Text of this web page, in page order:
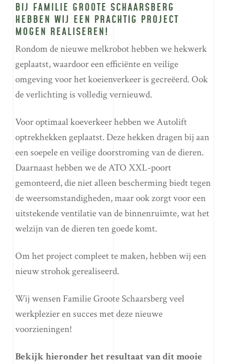
BIJ FAMILIE GROOTE SCHAARSBERG
HEBBEN WIJ EEN PRACHTIG PROJECT
MOGEN REALISEREN!
Rondom de nieuwe melkrobot hebben we hekwerk
geplaatst, waardoor een efficiënte en veilige
omgeving voor het koeienverkeer is gecreëerd. Ook
de verlichting is volledig vernieuwd.
Voor optimaal koeverkeer hebben we Autolift
optrekhekken geplaatst. Deze hekken dragen bij aan
een soepele en veilige doorstroming van de dieren.
Daarnaast hebben we de ATO XXL-poort
gemonteerd, die niet alleen bescherming biedt tegen
de weersomstandigheden, maar ook zorgt voor een
uitstekende ventilatie van de binnenruimte, wat het
welzijn van de dieren ten goede komt.
Om het project compleet te maken, hebben wij een
nieuw strohok gerealiseerd.
Wij wensen Familie Groote Schaarsberg veel
werkplezier en succes met deze nieuwe
voorzieningen!
Bekijk hieronder het resultaat van dit mooie